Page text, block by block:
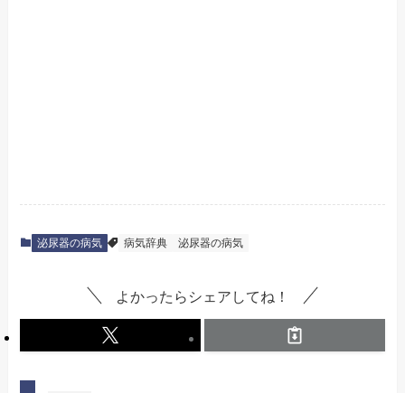
泌尿器の病気 病気辞典 泌尿器の病気
よかったらシェアしてね！